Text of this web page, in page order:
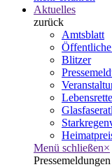
Aktuelles
zurück
Amtsblatt
Blitzer
Menü schließen×
Pressemeldungen